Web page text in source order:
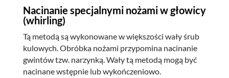
Nacinanie specjalnymi nożami w głowicy
(whirling)
Tą metodą są wykonowane w większości wały śrub
kulowych. Obróbka nożami przypomina nacinanie
gwintów tzw. narzynką. Wały tą metodą mogą być
nacinane wstępnie lub wykończeniowo.